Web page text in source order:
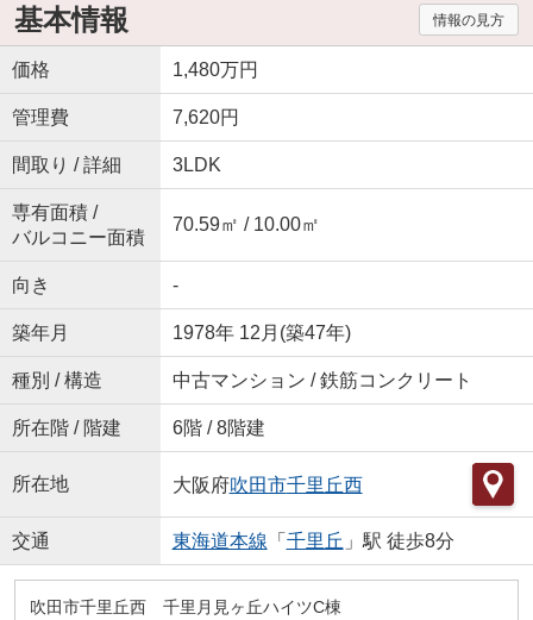
基本情報 情報の見方
価格 1,480万円
管理費 7,620円
間取り / 詳細 3LDK
専有面積 /
バルコニー面積
70.59㎡ / 10.00㎡
向き -
築年月 1978年 12月(築47年)
種別 / 構造 中古マンション / 鉄筋コンクリート
所在階 / 階建 6階 / 8階建
所在地 大阪府吹田市千里丘西
交通 東海道本線 「 千里丘 」駅 徒歩8分
吹田市千里丘西 千里月見ヶ丘ハイツC棟